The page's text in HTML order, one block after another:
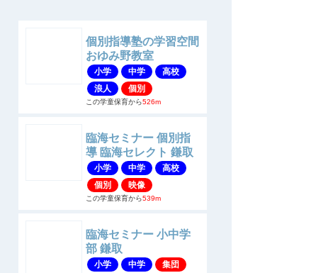
個別指導塾の学習空間
おゆみ野教室
小学 中学
高校
浪人
個別
この学童保育から526m
臨海セミナー 個別指
導 臨海セレクト 鎌取
小学 中学
高校
個別
映像
この学童保育から539m
臨海セミナー 小中学
部 鎌取
小学 中学
集団